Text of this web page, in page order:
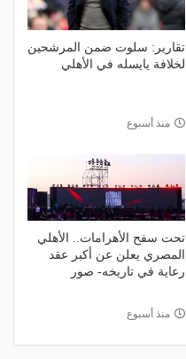
تقارير: سلوت ضمن المرشحين
لخلافة يايسله في الأهلي
منذ أسبوع
تحت سفح الأهرامات.. الأهلي
المصري يعلن عن أكبر عقد
رعاية في تاريخه- صور
منذ أسبوع